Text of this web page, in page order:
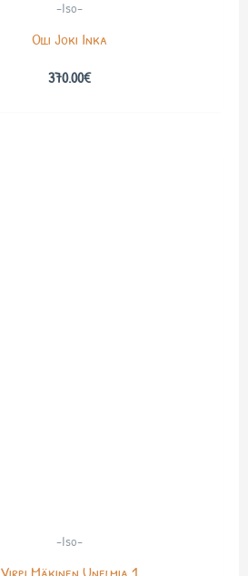
-Iso-
Olli Joki Inka
370.00€
-Iso-